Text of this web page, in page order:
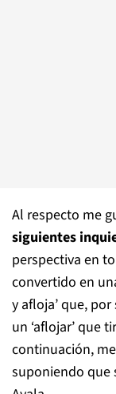
Al respecto me
siguientes
perspectiva en
convertido en
y afloja’ que,
un ‘aflojar’ que
continuación,
suponiendo que